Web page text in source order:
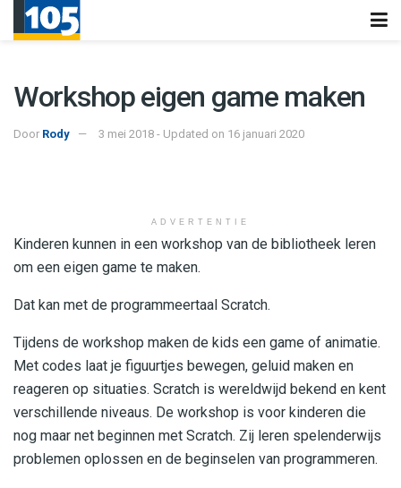
Workshop eigen game maken
Door Rody 3 mei 2018 - Updated on 16 januari 2020
ADVERTENTIE
Kinderen kunnen in een workshop van de bibliotheek leren
om een eigen game te maken.
Dat kan met de programmeertaal Scratch.
Tijdens de workshop maken de kids een game of animatie.
Met codes laat je figuurtjes bewegen, geluid maken en
reageren op situaties. Scratch is wereldwijd bekend en kent
verschillende niveaus. De workshop is voor kinderen die
nog maar net beginnen met Scratch. Zij leren spelenderwijs
problemen oplossen en de beginselen van programmeren.